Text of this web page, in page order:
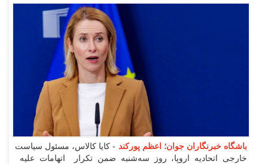
باشگاه خبرنگاران جوان؛ اعظم پورکند - کایا کالاس، مسئول سیاست
خارجی اتحادیه اروپا، روز سه‌شنبه ضمن تکرار اتهامات علیه